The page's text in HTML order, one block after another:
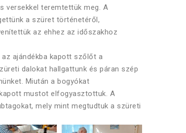
versekkel teremtettük meg. A
a szüret történetéről,
az ehhez az időszakhoz
ajándékba kapott szőlőt a
dalokat hallgattunk és páran szép
Miután a bogyókat
mustot elfogyasztottuk. A
mely mint megtudtuk a szüreti